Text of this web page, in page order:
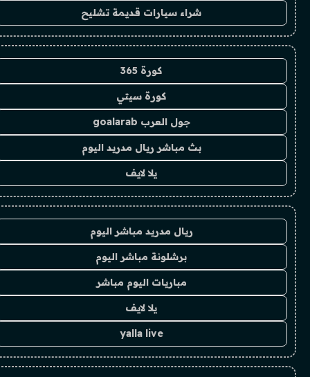
شراء سيارات قديمة تشليح
كورة 365
كورة سيتي
جول العرب goalarab
بث مباشر ريال مدريد اليوم
يلا لايف
ريال مدريد مباشر اليوم
برشلونة مباشر اليوم
مباريات اليوم مباشر
يلا لايف
yalla live